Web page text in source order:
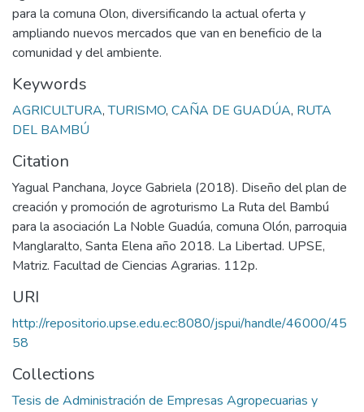
para la comuna Olon, diversificando la actual oferta y
ampliando nuevos mercados que van en beneficio de la
comunidad y del ambiente.
Keywords
AGRICULTURA,TURISMO, CAÑA DE GUADÚA, RUTA
DEL BAMBÚ
Citation
Yagual Panchana, Joyce Gabriela (2018). Diseño del plan de
creación y promoción de agroturismo La Ruta del Bambú
para la asociación La Noble Guadúa, comuna Olón, parroquia
Manglaralto, Santa Elena año 2018. La Libertad. UPSE,
Matriz. Facultad de Ciencias Agrarias. 112p.
URI
http://repositorio.upse.edu.ec:8080/jspui/handle/46000/45
58
Collections
Tesis de Administración de Empresas Agropecuarias y